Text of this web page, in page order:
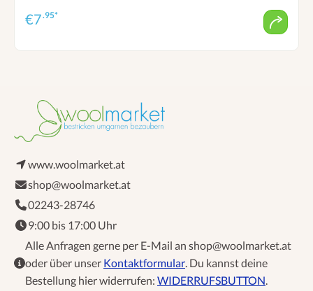
€7.95*
www.woolmarket.at
shop@woolmarket.at
02243-28746
9:00 bis 17:00 Uhr
Alle Anfragen gerne per E-Mail an shop@woolmarket.at
oder über unser Kontaktformular. Du kannst deine
Bestellung hier widerrufen: WIDERRUFSBUTTON.